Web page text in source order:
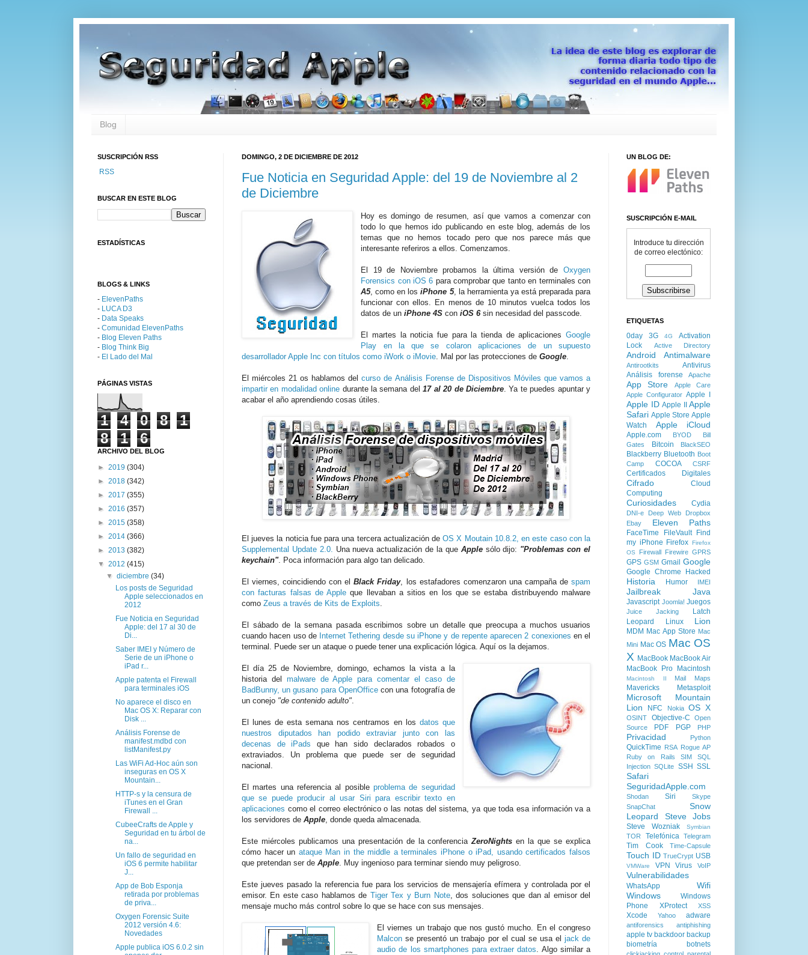
Blog
DOMINGO, 2 DE DICIEMBRE DE 2012
Fue Noticia en Seguridad Apple: del 19 de Noviembre al 2
de Diciembre
Hoy es domingo de resumen, así que vamos a comenzar con
todo lo que hemos ido publicando en este blog, además de los
temas que no hemos tocado pero que nos parece más que
interesante referiros a ellos. Comenzamos.
El 19 de Noviembre probamos la última versión de Oxygen
Forensics con iOS 6 para comprobar que tanto en terminales con
A5, como en los iPhone 5, la herramienta ya está preparada para
funcionar con ellos. En menos de 10 minutos vuelca todos los
datos de uniPhone 4S coniOS 6sin necesidad del passcode.
El martes la noticia fue para la tienda de aplicaciones Google
Play en la que se colaron aplicaciones de un supuesto
desarrollador Apple Inc con títulos como iWork o iMovie. Mal por las protecciones de Google.
El miércoles 21 os hablamos delcurso de Análisis Forense de Dispositivos Móviles que vamos a
impartir en modalidad online durante la semana del17 al 20 de Diciembre. Ya te puedes apuntar y
acabar el año aprendiendo cosas útiles.
El jueves la noticia fue para una tercera actualización deOS X Moutain 10.8.2, en este caso con la
Supplemental Update 2.0. Una nueva actualización de la que Applesólo dijo: "Problemas con el
keychain". Poca información para algo tan delicado.
El viernes, coincidiendo con elBlack Friday, los estafadores comenzaron una campaña despam
con facturas falsas de Apple que llevaban a sitios en los que se estaba distribuyendo malware
como Zeus a través de Kits de Exploits.
El sábado de la semana pasada escribimos sobre un detalle que preocupa a muchos usuarios
cuando hacen uso de Internet Tethering desde su iPhone y de repente aparecen 2 conexiones en el
terminal. Puede ser un ataque o puede tener una explicación lógica. Aquí os la dejamos.
El día 25 de Noviembre, domingo, echamos la vista a la
historia del malware de Apple para comentar el caso de
BadBunny, un gusano para OpenOfficecon una fotografía de
un conejo "de contenido adulto".
El lunes de esta semana nos centramos en los datos que
nuestros diputados han podido extraviar junto con las
decenas de iPads que han sido declarados robados o
extraviados. Un problema que puede ser de seguridad
nacional.
El martes una referencia al posibleproblema de seguridad
que se puede producir al usar Siri para escribir texto en
aplicaciones como el correo electrónico o las notas del sistema, ya que toda esa información va a
los servidores de Apple, donde queda almacenada.
Este miércoles publicamos una presentación de la conferenciaZeroNights en la que se explica
cómo hacer un ataque Man in the middle a terminales iPhone o iPad, usando certificados falsos
que pretendan ser de Apple. Muy ingenioso para terminar siendo muy peligroso.
Este jueves pasado la referencia fue para los servicios de mensajería efímera y controlada por el
emisor. En este caso hablamos de Tiger Tex y Burn Note, dos soluciones que dan al emisor del
mensaje mucho más control sobre lo que se hace con sus mensajes.
El viernes un trabajo que nos gustó mucho. En el congreso
Malcon se presentó un trabajo por el cual se usa el jack de
audio de los smartphones para extraer datos. Algo similar a
SUSCRIPCIÓN RSS
RSS
BUSCAR EN ESTE BLOG
ESTADÍSTICAS
BLOGS & LINKS
- ElevenPaths
- LUCA D3
- Data Speaks
- Comunidad ElevenPaths
- Blog Eleven Paths
- Blog Think Big
- El Lado del Mal
PÁGINAS VISTAS
1 4 0 8
1
8
1 6
ARCHIVO DEL BLOG
► 2019 (304)
► 2018 (342)
► 2017 (355)
► 2016 (357)
► 2015 (358)
► 2014 (366)
► 2013 (382)
▼ 2012 (415)
▼diciembre(34)
Los posts de Seguridad
Apple seleccionados en
2012
Fue Noticia en Seguridad
Apple: del 17 al 30 de
Di...
Saber IMEI y Número de
Serie de un iPhone o
iPad r...
Apple patenta el Firewall
para terminales iOS
No aparece el disco en
Mac OS X: Reparar con
Disk ...
Análisis Forense de
manifest.mdbd con
listManifest.py
Las WiFi Ad-Hoc aún son
inseguras en OS X
Mountain...
HTTP-s y la censura de
iTunes en el Gran
Firewall ...
CubeeCrafts de Apple y
Seguridad en tu árbol de
na...
Un fallo de seguridad en
iOS 6 permite habilitar
J...
App de Bob Esponja
retirada por problemas
de priva...
Oxygen Forensic Suite
2012 versión 4.6:
Novedades
Apple publica iOS 6.0.2 sin
UN BLOG DE:
SUSCRIPCIÓN E-MAIL
Introduce tu dirección
de correo electónico:
ETIQUETAS
0day 3G 4G
Activation
Lock
Active Directory
Android Antimalware
Antirootkits
Antivirus
Análisis forense
Apache
App Store
Apple Care
Apple Configurator Apple I
Apple ID Apple II
Apple
Safari Apple Store Apple
Watch
Apple iCloud
Apple.com BYOD
Bill
Gates
Bitcoin BlackSEO
Blackberry Bluetooth Boot
Camp
COCOA CSRF
Certificados Digitales
Cifrado
Cloud
Computing
Curiosidades Cydia
DNI-e Deep Web
Dropbox
Ebay
Eleven Paths
FaceTime FileVault
Find
my iPhone Firefox Firefox
OS
Firewall Firewire GPRS
GPS GSM Gmail Google
Google Chrome Hacked
Historia Humor IMEI
Jailbreak Java
Javascript Joomla! Juegos
Juice Jacking
Latch
Leopard
Linux Lion
MDM Mac App Store Mac
Mini Mac OS Mac OS
X MacBook MacBook Air
MacBook Pro
Macintosh
Macintosh II Mail Maps
Mavericks Metasploit
Microsoft
Mountain
Lion
NFC Nokia OS X
OSINT Objective-C
Open
Source
PDF PGP PHP
Privacidad Python
QuickTime RSA Rogue AP
Ruby on Rails
SIM
SQL
Injection SQLite SSH SSL
Safari
SeguridadApple.com
Shodan Siri
Skype
SnapChat
Snow
Leopard
Steve Jobs
Steve Wozniak Symbian
TOR Telefónica Telegram
Tim Cook Time-Capsule
Touch ID TrueCrypt USB
VMWare VPN Virus VoIP
Vulnerabilidades
WhatsApp
Wifi
Windows
Windows
Phone
XProtect XSS
Xcode Yahoo adware
antiforensics antiphishing
apple tv backdoor backup
biometría
botnets